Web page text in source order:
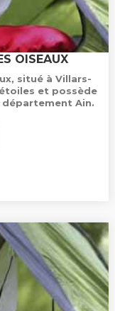
OISEAUX
situé à Villars-
et possède
département Ain.